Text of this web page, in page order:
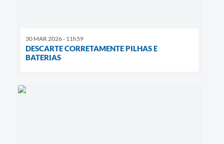
30 MAR 2026 - 11h59
DESCARTE CORRETAMENTE PILHAS E
BATERIAS